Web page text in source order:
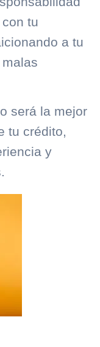
tu
a tu
será la mejor
tu crédito,
y